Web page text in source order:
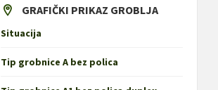
GRAFIČKI PRIKAZ GROBLJA
Situacija
Tip grobnice A bez polica